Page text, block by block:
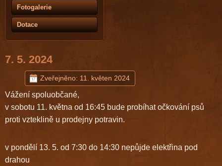
Fotogalerie
Dotace
7. 5. 2024
Zveřejněno: 11. květen 2024
Vážení spoluobčané,
v sobotu 11. května od 16:45 bude probíhat očkování psů
proti vzteklině u prodejny potravin.
v pondělí 13. 5. od 7:30 do 14:30 nepůjde elektřina pod
drahou